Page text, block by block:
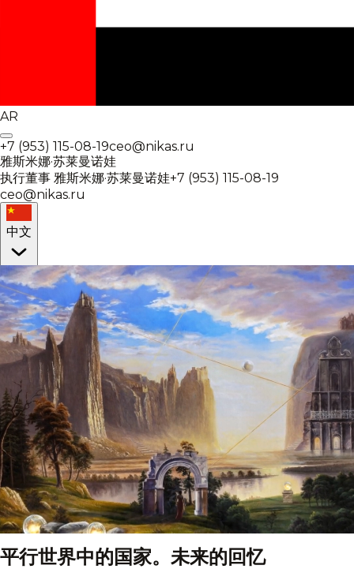
AR
+7 (953) 115-08-19ceo@nikas.ru
雅斯米娜·苏莱曼诺娃
执行董事 雅斯米娜·苏莱曼诺娃+7 (953) 115-08-19
ceo@nikas.ru
中文
平行世界中的国家。未来的回忆